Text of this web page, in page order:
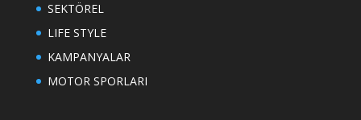
SEKTÖREL
LIFE STYLE
KAMPANYALAR
MOTOR SPORLARI